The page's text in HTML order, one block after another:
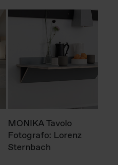
MONIKA Tavolo
Fotografo: Lorenz
Sternbach